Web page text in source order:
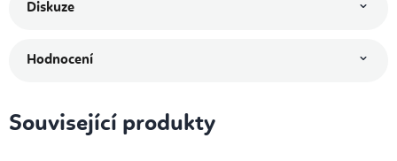
Diskuze
Hodnocení
Související produkty